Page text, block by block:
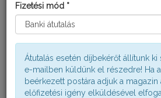
Fizetési mód *
Átutalás esetén díjbekérőt állítunk
e-mailben küldünk el részedre! Ha
beérkezett postára adjuk a magazin
előfizetési igény elküldésével